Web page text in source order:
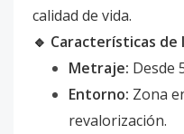
calidad de vida.
🔹 Características de
Metraje: Desde
Entorno: Zona
revalorización.